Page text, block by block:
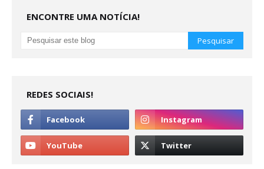
ENCONTRE UMA NOTÍCIA!
REDES SOCIAIS!